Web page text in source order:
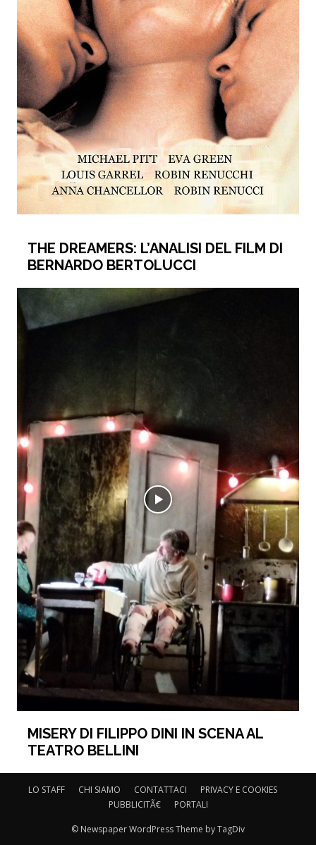
THE DREAMERS: L’ANALISI DEL FILM DI
BERNARDO BERTOLUCCI
MISERY DI FILIPPO DINI IN SCENA AL
TEATRO BELLINI
LO STAFF CHI SIAMO CONTATTACI
PRIVACY E COOKIES
PUBBLICITÃ€
PORTALI
© Newspaper WordPress Theme by TagDiv